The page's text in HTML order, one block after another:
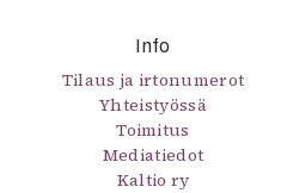
Info
Tilaus ja irtonumerot
Yhteistyössä
Toimitus
Mediatiedot
Kaltio ry